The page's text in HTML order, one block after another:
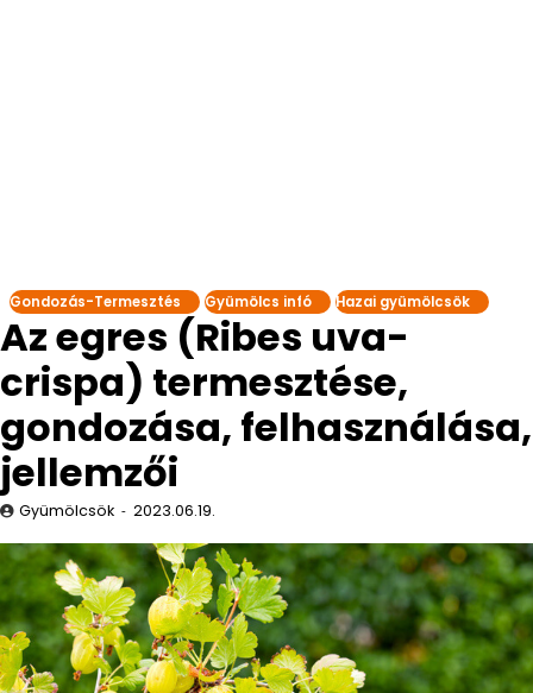
Gondozás-Termesztés Gyümölcs infó Hazai gyümölcsök
Az egres (Ribes uva-
crispa) termesztése,
gondozása, felhasználása,
jellemzői
Gyümölcsök 2023.06.19.